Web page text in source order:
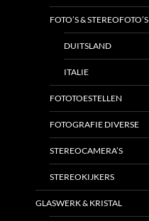
FOTO’S & STEREOFOTO’S
DUITSLAND
ITALIE
FOTOTOESTELLEN
FOTOGRAFIE DIVERSE
STEREOCAMERA’S
STEREOKIJKERS
GLASWERK & KRISTAL